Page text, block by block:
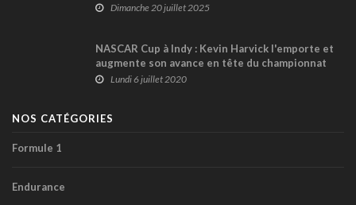
Dimanche 20 juillet 2025
NASCAR Cup à Indy : Kevin Harvick l'emporte et
augmente son avance en tête du championnat
Lundi 6 juillet 2020
NOS CATÉGORIES
Formule 1
Endurance